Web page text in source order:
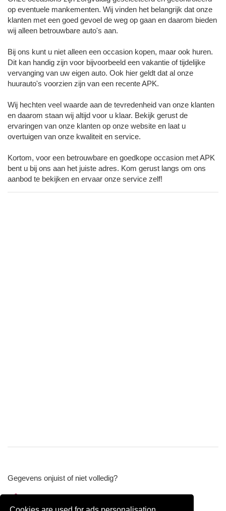
op eventuele mankementen. Wij vinden het belangrijk dat onze
klanten met een goed gevoel de weg op gaan en daarom bieden
wij alleen betrouwbare auto's aan.
Bij ons kunt u niet alleen een occasion kopen, maar ook huren.
Dit kan handig zijn voor bijvoorbeeld een vakantie of tijdelijke
vervanging van uw eigen auto. Ook hier geldt dat al onze
huurauto's voorzien zijn van een recente APK.
Wij hechten veel waarde aan de tevredenheid van onze klanten
en daarom staan wij altijd voor u klaar. Bekijk gerust de
ervaringen van onze klanten op onze website en laat u
overtuigen van onze kwaliteit en service.
Kortom, voor een betrouwbare en goedkope occasion met APK
bent u bij ons aan het juiste adres. Kom gerust langs om ons
aanbod te bekijken en ervaar onze service zelf!
Gegevens onjuist of niet volledig?